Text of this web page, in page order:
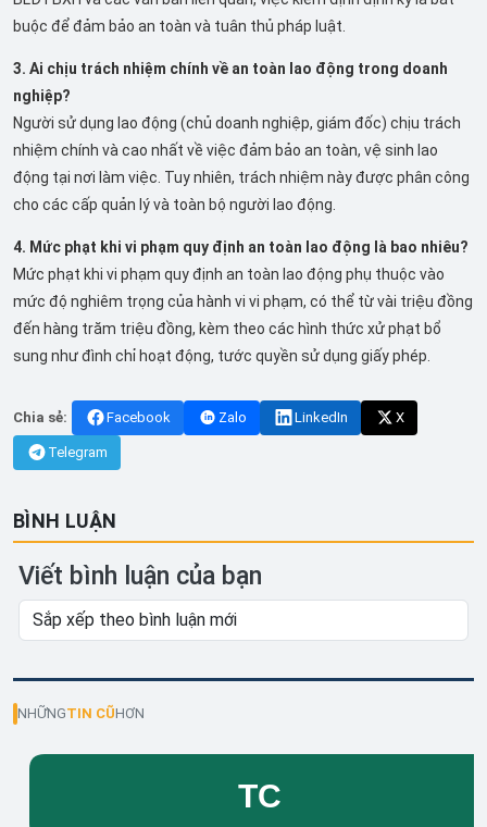
buộc để đảm bảo an toàn và tuân thủ pháp luật.
3. Ai chịu trách nhiệm chính về an toàn lao động trong doanh
nghiệp?
Người sử dụng lao động (chủ doanh nghiệp, giám đốc) chịu trách
nhiệm chính và cao nhất về việc đảm bảo an toàn, vệ sinh lao
động tại nơi làm việc. Tuy nhiên, trách nhiệm này được phân công
cho các cấp quản lý và toàn bộ người lao động.
4. Mức phạt khi vi phạm quy định an toàn lao động là bao nhiêu?
Mức phạt khi vi phạm quy định an toàn lao động phụ thuộc vào
mức độ nghiêm trọng của hành vi vi phạm, có thể từ vài triệu đồng
đến hàng trăm triệu đồng, kèm theo các hình thức xử phạt bổ
sung như đình chỉ hoạt động, tước quyền sử dụng giấy phép.
Chia sẻ: Facebook Zalo LinkedIn X
Telegram
BÌNH LUẬN
Viết bình luận của bạn
NHỮNGTIN CŨHƠN